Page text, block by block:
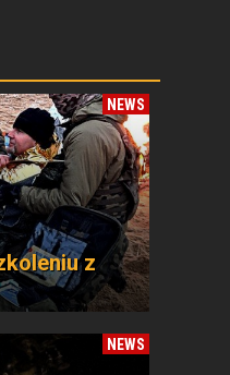
NEWS
z
NEWS